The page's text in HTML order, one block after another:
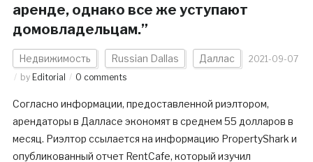
аренде, однако все же уступают
домовладельцам.”
Недвижимость Russian Dallas Даллас
2021-09-07
by Editorial 0 comments
Согласно информации, предоставленной риэлтором,
арендаторы в Далласе экономят в среднем 55 долларов в
месяц. Риэлтор ссылается на информацию PropertyShark и
опубликованный отчет RentCafe, который изучил